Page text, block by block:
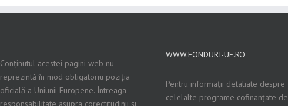
Conținutul acestei pagini web nu
reprezintă în mod obligatoriu poziția
oficială a Uniunii Europene. Întreaga
responsabilitate asupra corectitudinii și
WWW.FONDURI-UE.RO
Pentru informații detaliate despre
celelalte programe cofinanțate de